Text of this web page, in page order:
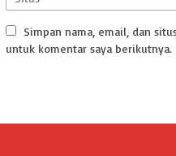
Simpan nama, email, dan
untuk komentar saya berikutnya.